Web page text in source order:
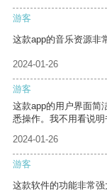
游客
这款app的音乐资源非
2024-01-26
游客
这款app的用户界面简
悉操作。我不用看说明
2024-01-26
游客
这款软件的功能非常强